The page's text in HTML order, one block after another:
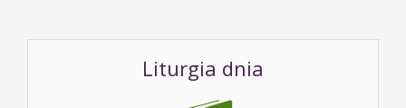
Liturgia dnia